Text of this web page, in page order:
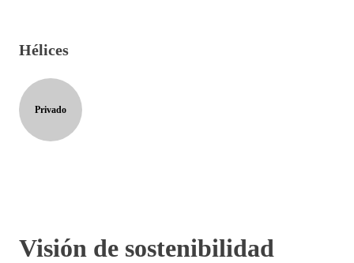
Hélices
Privado
Visión de sostenibilidad